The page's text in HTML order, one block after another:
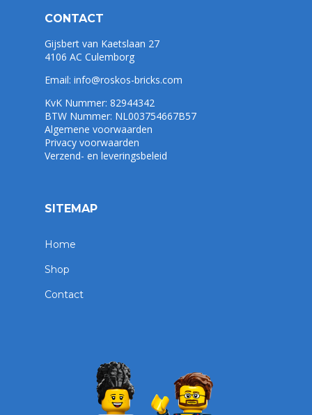
CONTACT
Gijsbert van Kaetslaan 27
4106 AC Culemborg
Email: info@roskos-bricks.com
KvK Nummer: 82944342
BTW Nummer: NL003754667B57
Algemene voorwaarden
Privacy voorwaarden
Verzend- en leveringsbeleid
SITEMAP
Home
Shop
Contact